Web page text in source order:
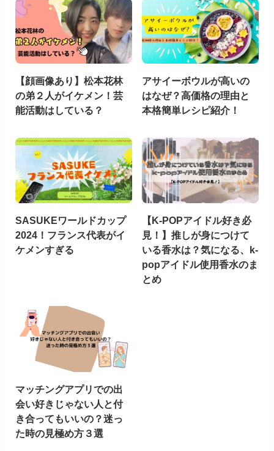
【顔画像あり】松本花林
の弟２人がイケメン！芸
能活動はしている？
アサイーボウルが高いの
はなぜ？高価格の理由と
本格簡単レシピ紹介！
SASUKEワールドカップ
2024！フランス代表がイ
ケメンすぎる
【K-POPアイドル好き必
見！】推しが身につけて
いる香水は？気になる、k-
popアイドル使用香水のま
とめ
マッチングアプリでの出
会い好きじゃない人と付
き合ってもいいの？迷っ
た時の見極め方３選